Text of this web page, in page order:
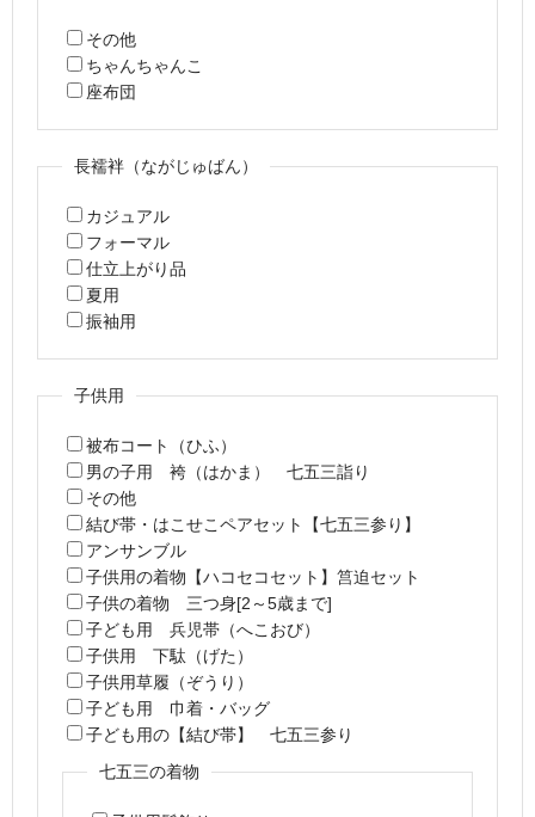
その他
ちゃんちゃんこ
座布団
長襦袢（ながじゅばん）
カジュアル
フォーマル
仕立上がり品
夏用
振袖用
子供用
被布コート（ひふ）
男の子用 袴（はかま） 七五三詣り
その他
結び帯・はこせこペアセット【七五三参り】
アンサンブル
子供用の着物【ハコセコセット】筥迫セット
子供の着物 三つ身[2～5歳まで]
子ども用 兵児帯（へこおび）
子供用 下駄（げた）
子供用草履（ぞうり）
子ども用 巾着・バッグ
子ども用の【結び帯】 七五三参り
七五三の着物